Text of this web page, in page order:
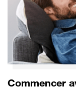
Commencer